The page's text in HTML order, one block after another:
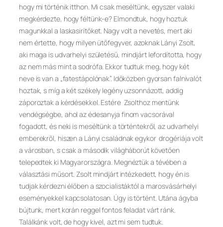
hogy mi történik itthon. Mi csak meséltünk, egyszer valaki
megkérdezte, hogy féltünk-e? Elmondtuk, hogy hoztuk
magunkkal a laskasirítőket. Nagy volt a nevetés, mert aki
nem értette, hogy milyen ütőfegyver, azoknak Lányi Zsolt,
aki maga is udvarhelyi születésű, mindjárt lefordította, hogy
az nem más mint a sodrófa. Ekkor tudtuk meg, hogy két
neve is van a „fatestápolónak”. Időközben gyorsan falnivalót
hoztak, s míg a két székely legény uzsonnázott, addig
záporoztak a kérdésekkel. Estére Zsolthoz mentünk
vendégségbe, ahol az édesanyja finom vacsorával
fogadott, és neki is meséltünk a történtekről, az udvarhelyi
emberekről, hiszen a Lányi családnak egykor drogériája volt
a városban, s csak a második világháborút követően
telepedtek ki Magyarországra. Megnéztük a tévében a
választási műsort. Zsolt mindjárt intézkedett, hogy én is
tudjak kérdezni élőben a szocialistáktól a marosvásárhelyi
eseményekkel kapcsolatosan. Úgy is történt. Utána ágyba
bújtunk, mert korán reggel fontos feladat várt ránk.
Találkánk volt, de hogy kivel, azt mi sem tudtuk.